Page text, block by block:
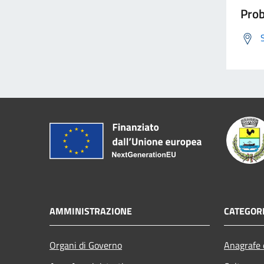
AMMINISTRAZIONE
Organi di Governo